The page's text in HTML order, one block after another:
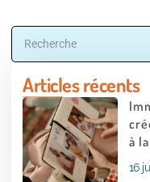
Articles récents
à
16